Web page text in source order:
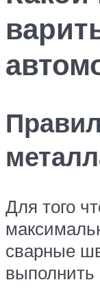
Для того
сварные
выполнить